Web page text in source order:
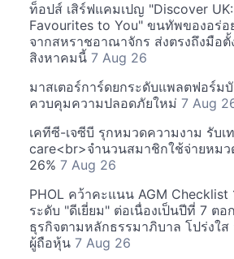
ท็อปส์ เสิร์ฟแคมเปญ "Discover
Favourites to You" ขนทัพของอร่อ
จากสหราชอาณาจักร ส่งตรงถึงมือ
สิงหาคมนี้ 7 Aug 26
มาสเตอร์การ์ดยกระดับแพลตฟอร์ม
ควบคุมความปลอดภัยใหม่ 7 Aug
เคทีซี-เจซีบี รุกหมวดความงาม รับเ
care<br>จำนวนสมาชิกใช้จ่ายหมว
26% 7 Aug 26
PHOL คว้าคะแนน AGM Checklist
ระดับ "ดีเยี่ยม" ต่อเนื่องเป็นปีที่ 7 ตอ
ธุรกิจตามหลักธรรมาภิบาล โปร่งใส
ผู้ถือหุ้น 7 Aug 26